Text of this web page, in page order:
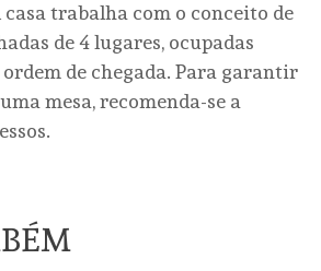
trabalha com o conceito de
de 4 lugares, ocupadas
de chegada. Para garantir
mesa, recomenda-se a